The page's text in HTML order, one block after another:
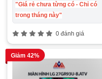
"Giá rẻ chưa từng có - Chỉ có
trong tháng này"
0 đánh giá
Giảm 42%